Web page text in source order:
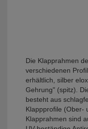
Die Klapprahmen
verschiedenen
erhältlich, silber
Gehrung" (spitz).
besteht aus
Klappprofile (Ober-
Klapprahmen sind